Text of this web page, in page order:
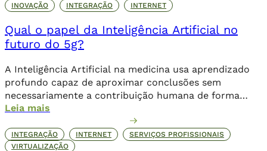
INOVAÇÃO INTEGRAÇÃO INTERNET
Qual o papel da Inteligência Artificial no
futuro do 5g?
A Inteligência Artificial na medicina usa aprendizado
profundo capaz de aproximar conclusões sem
necessariamente a contribuição humana de forma
direta.
Leia mais
INTEGRAÇÃO INTERNET
SERVIÇOS PROFISSIONAIS
VIRTUALIZAÇÃO